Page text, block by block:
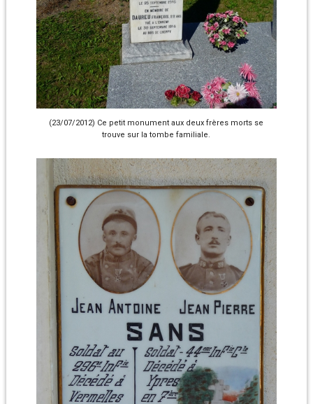
(23/07/2012) Ce petit monument aux deux frères morts se
trouve sur la tombe familiale.